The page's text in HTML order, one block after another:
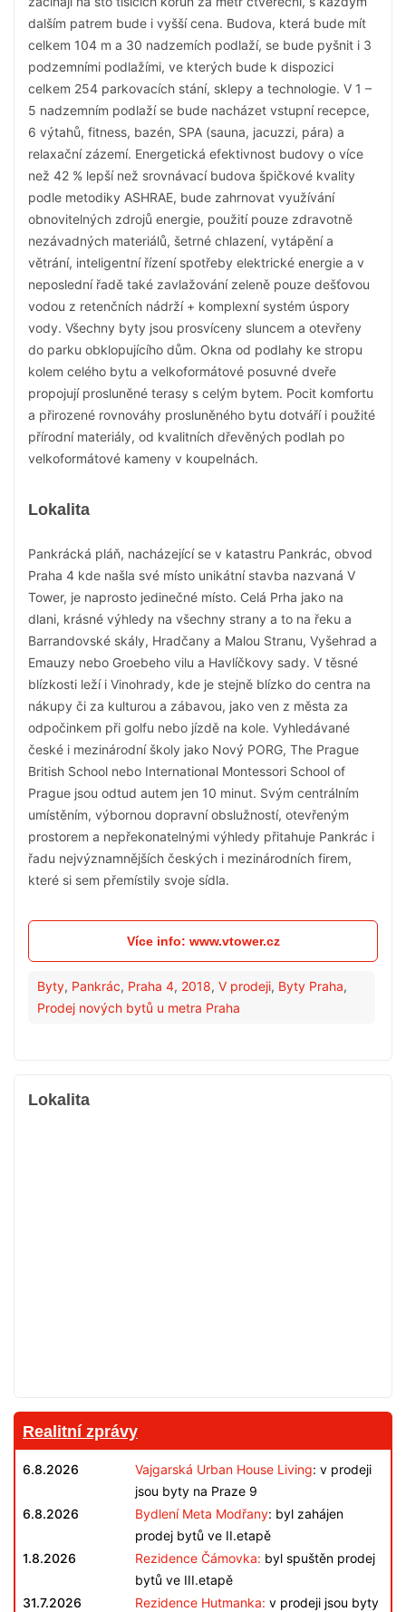
dalším patrem bude i vyšší cena. Budova, která bude mít
celkem 104 m a 30 nadzemích podlaží, se bude pyšnit i 3
podzemními podlažími, ve kterých bude k dispozici
celkem 254 parkovacích stání, sklepy a technologie. V 1 –
5 nadzemním podlaží se bude nacházet vstupní recepce,
6 výtahů, fitness, bazén, SPA (sauna, jacuzzi, pára) a
relaxační zázemí. Energetická efektivnost budovy o více
než 42 % lepší než srovnávací budova špičkové kvality
podle metodiky ASHRAE, bude zahrnovat využívání
obnovitelných zdrojů energie, použití pouze zdravotně
nezávadných materiálů, šetrné chlazení, vytápění a
větrání, inteligentní řízení spotřeby elektrické energie a v
neposlední řadě také zavlažování zeleně pouze dešťovou
vodou z retenčních nádrží + komplexní systém úspory
vody. Všechny byty jsou prosvíceny sluncem a otevřeny
do parku obklopujícího dům. Okna od podlahy ke stropu
kolem celého bytu a velkoformátové posuvné dveře
propojují prosluněné terasy s celým bytem. Pocit komfortu
a přirozené rovnováhy prosluněného bytu dotváří i použité
přírodní materiály, od kvalitních dřevěných podlah po
velkoformátové kameny v koupelnách.
Lokalita
Pankrácká pláň, nacházející se v katastru Pankrác, obvod
Praha 4 kde našla své místo unikátní stavba nazvaná V
Tower, je naprosto jedinečné místo. Celá Prha jako na
dlani, krásné výhledy na všechny strany a to na řeku a
Barrandovské skály, Hradčany a Malou Stranu, Vyšehrad a
Emauzy nebo Groebeho vilu a Havlíčkovy sady. V těsné
blízkosti leží i Vinohrady, kde je stejně blízko do centra na
nákupy či za kulturou a zábavou, jako ven z města za
odpočinkem při golfu nebo jízdě na kole. Vyhledávané
české i mezinárodní školy jako Nový PORG, The Prague
British School nebo International Montessori School of
Prague jsou odtud autem jen 10 minut. Svým centrálním
umístěním, výbornou dopravní obslužností, otevřeným
prostorem a nepřekonatelnými výhledy přitahuje Pankrác i
řadu nejvýznamnějších českých i mezinárodních firem,
které si sem přemístily svoje sídla.
Více info: www.vtower.cz
Byty, Pankrác, Praha 4, 2018, V prodeji, Byty Praha,
Prodej nových bytů u metra Praha
Lokalita
Realitní zprávy
6.8.2026 Vajgarská Urban House Living: v prodeji
jsou byty na Praze 9
6.8.2026
Bydlení Meta Modřany: byl zahájen
prodej bytů ve II.etapě
1.8.2026
Rezidence Čámovka: byl spuštěn prodej
bytů ve III.etapě
31.7.2026
Rezidence Hutmanka: v prodeji jsou byty